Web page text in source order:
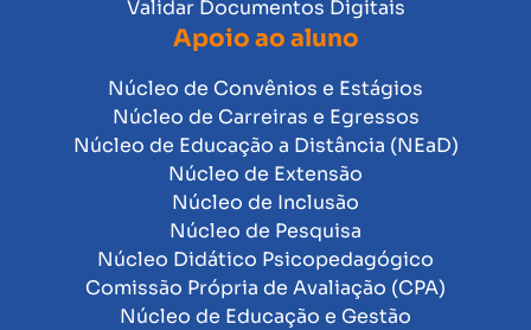
Validar Documentos Digitais
Apoio ao aluno
Núcleo de Convênios e Estágios
Núcleo de Carreiras e Egressos
Núcleo de Educação a Distância (NEaD)
Núcleo de Extensão
Núcleo de Inclusão
Núcleo de Pesquisa
Núcleo Didático Psicopedagógico
Comissão Própria de Avaliação (CPA)
Núcleo de Educação e Gestão